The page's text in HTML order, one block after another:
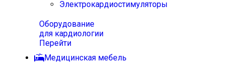
Электрокардиостимуляторы
Оборудование
для кардиологии
Перейти
Медицинская мебель